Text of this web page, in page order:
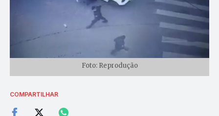
Foto: Reprodução
COMPARTILHAR